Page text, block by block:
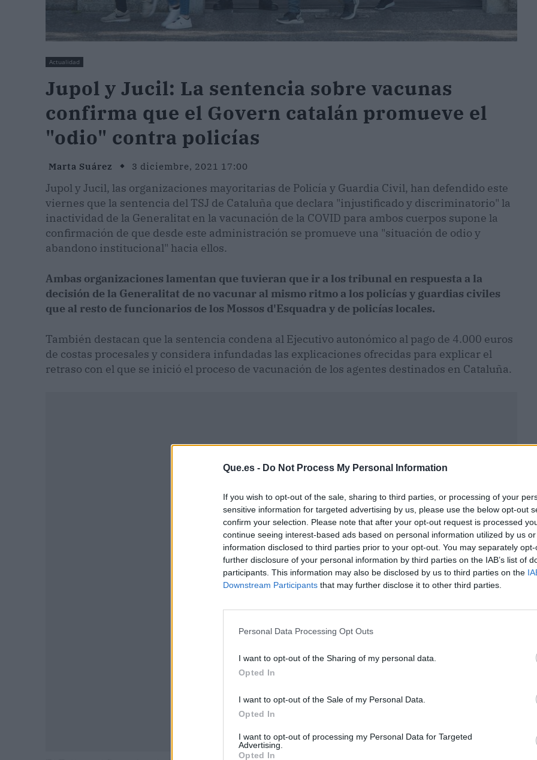
Que.es - Do Not Process My Personal Information
If you wish to opt-out of the sale, sharing to third parties, or processing of your
sensitive information for targeted advertising by us, please use the below opt-out
confirm your selection. Please note that after your opt-out request is processed
continue seeing interest-based ads based on personal information utilized by us
information disclosed to third parties prior to your opt-out. You may separately
further disclosure of your personal information by third parties on the IAB’s list of
participants. This information may also be disclosed by us to third parties on the
Downstream Participants that may further disclose it to other third parties.
Personal Data Processing Opt Outs
I want to opt-out of the Sharing of my personal data.
Opted In
I want to opt-out of the Sale of my Personal Data.
Opted In
I want to opt-out of processing my Personal Data for Targeted
Advertising.
Opted In
Actualidad
Jupol y Jucil: La sentencia sobre vacunas
confirma que el Govern catalán promueve el
"odio" contra policías
Marta Suárez 3 diciembre, 2021 17:00
Jupol y Jucil, las organizaciones mayoritarias de Policía y Guardia Civil, han defendido este
viernes que la sentencia del TSJ de Cataluña que declara "injustificado y discriminatorio" la
inactividad de la Generalitat en la vacunación de la COVID para ambos cuerpos supone la
confirmación de que desde este administración se promueve una "situación de odio y
abandono institucional" hacia ellos.
Ambas organizaciones lamentan que tuvieran que ir a los tribunal en respuesta a la
decisión de la Generalitat de no vacunar al mismo ritmo a los policías y guardias civiles
que al resto de funcionarios de los Mossos d'Esquadra y de policías locales.
También destacan que la sentencia condena al Ejecutivo autonómico al pago de 4.000 euros
de costas procesales y considera infundadas las explicaciones ofrecidas para explicar el
retraso con el que se inició el proceso de vacunación de los agentes destinados en Cataluña.
Publicidad